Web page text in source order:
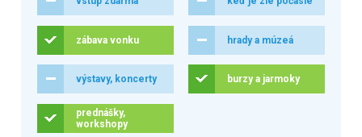
zábava vonku hrady a múzeá
výstavy, koncerty burzy a jarmoky
prednášky,
workshopy